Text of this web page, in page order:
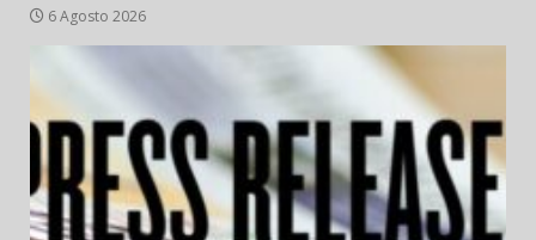
6 Agosto 2026